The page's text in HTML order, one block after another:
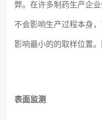
弊。在许多制药生产企
不会影响生产过程本身
影响最小的的取样位置
表面监测